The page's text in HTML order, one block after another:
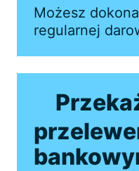
Możesz
regularnej